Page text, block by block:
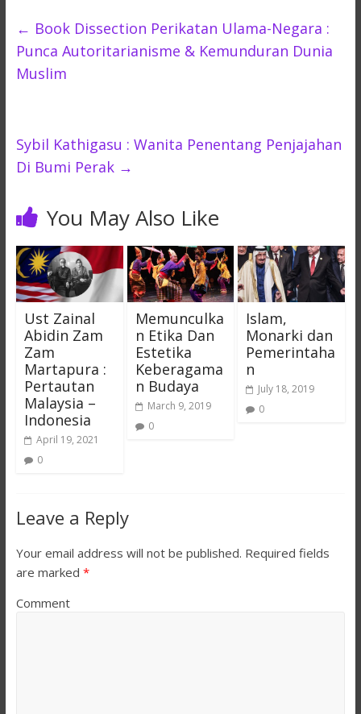
← Book Dissection Perikatan Ulama-Negara :
Punca Autoritarianisme & Kemunduran Dunia
Muslim
Sybil Kathigasu : Wanita Penentang Penjajahan
Di Bumi Perak →
You May Also Like
Ust Zainal
Abidin Zam
Zam
Martapura :
Pertautan
Malaysia –
Indonesia
April 19, 2021
0
Memunculka
n Etika Dan
Estetika
Keberagama
n Budaya
March 9, 2019
0
Islam,
Monarki dan
Pemerintaha
n
July 18, 2019
0
Leave a Reply
Your email address will not be published. Required fields
are marked *
Comment